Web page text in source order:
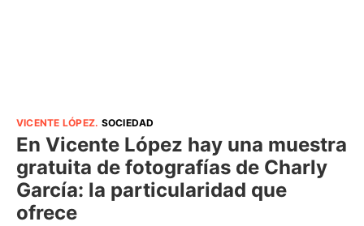
VICENTE LÓPEZ. SOCIEDAD
En Vicente López hay una muestra
gratuita de fotografías de Charly
García: la particularidad que
ofrece